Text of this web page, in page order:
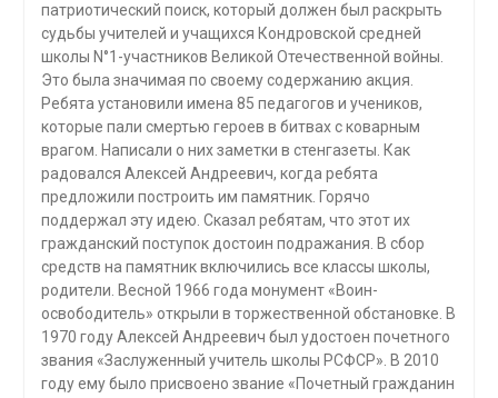
патриотический поиск, который должен был раскрыть
судьбы учителей и учащихся Кондровской средней
школы N°1-участников Великой Отечественной войны.
Это была значимая по своему содержанию акция.
Ребята установили имена 85 педагогов и учеников,
которые пали смертью героев в битвах с коварным
врагом. Написали о них заметки в стенгазеты. Как
радовался Алексей Андреевич, когда ребята
предложили построить им памятник. Горячо
поддержал эту идею. Сказал ребятам, что этот их
гражданский поступок достоин подражания. В сбор
средств на памятник включились все классы школы,
родители. Весной 1966 года монумент «Воин-
освободитель» открыли в торжественной обстановке. В
1970 году Алексей Андреевич был удостоен почетного
звания «Заслуженный учитель школы РСФСР». В 2010
году ему было присвоено звание «Почетный гражданин